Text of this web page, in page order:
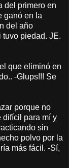
del primero en
ganó en la
del año
tuvo piedad. JE.
que eliminó en
-Glups!!! Se
porque no
difícil para mí y
sin
polvo por la
más fácil. -Sí,